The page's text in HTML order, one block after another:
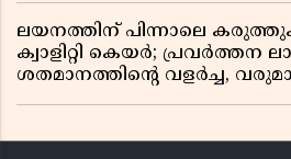
ലയനത്തിന് പിന്നാലെ
ക്വാളിറ്റി കെയർ; പ്രവർത്തന
ശതമാനത്തിൻ്റെ വളർച്ച,